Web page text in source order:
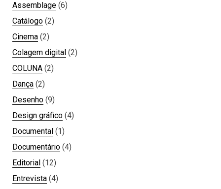
Assemblage (6)
Catálogo (2)
Cinema (2)
Colagem digital (2)
COLUNA (2)
Dança (2)
Desenho (9)
Design gráfico (4)
Documental (1)
Documentário (4)
Editorial (12)
Entrevista (4)